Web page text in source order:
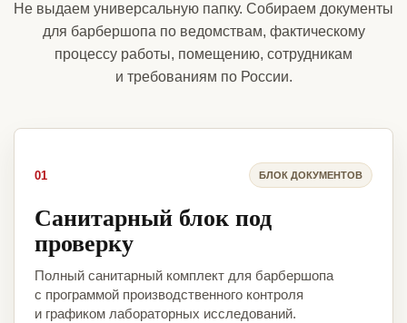
Не выдаем универсальную папку. Собираем документы
для барбершопа по ведомствам, фактическому
процессу работы, помещению, сотрудникам
и требованиям по России.
01 БЛОК ДОКУМЕНТОВ
Санитарный блок под
проверку
Полный санитарный комплект для барбершопа
с программой производственного контроля
и графиком лабораторных исследований.